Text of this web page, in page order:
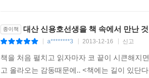
종이책 대산 신용호선생을 책 속에서 만난
a********3 2013-12-16 신고
책을 처음 펼치고 읽자마자 코 끝이 시큰해지
고 올라오는 감동때문에.. <책에는 길이 있단